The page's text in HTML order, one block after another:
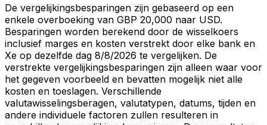
De vergelijkingsbesparingen zijn gebaseerd op een
enkele overboeking van GBP 20,000 naar USD.
Besparingen worden berekend door de wisselkoers
inclusief marges en kosten verstrekt door elke bank en
Xe op dezelfde dag 8/8/2026 te vergelijken. De
verstrekte vergelijkingsbesparingen zijn alleen waar voor
het gegeven voorbeeld en bevatten mogelijk niet alle
kosten en toeslagen. Verschillende
valutawisselingsberagen, valutatypen, datums, tijden en
andere individuele factoren zullen resulteren in